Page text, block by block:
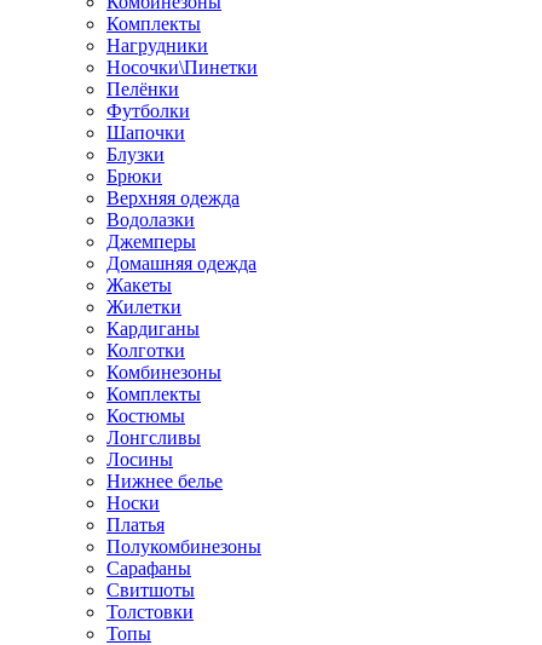
Комплекты
Нагрудники
Носочки\Пинетки
Пелёнки
Футболки
Шапочки
Блузки
Брюки
Верхняя одежда
Водолазки
Джемперы
Домашняя одежда
Жакеты
Жилетки
Кардиганы
Колготки
Комбинезоны
Комплекты
Костюмы
Лонгсливы
Лосины
Нижнее белье
Носки
Платья
Полукомбинезоны
Сарафаны
Свитшоты
Толстовки
Топы